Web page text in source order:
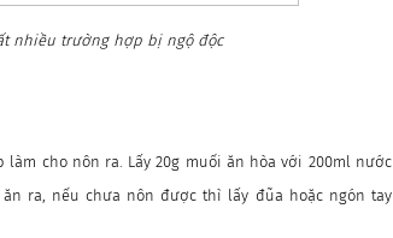
nhiều trường hợp bị ngộ độc
cho nôn ra. Lấy 20g muối ăn hòa với 200ml nước
ra, nếu chưa nôn được thì lấy đũa hoặc ngón tay